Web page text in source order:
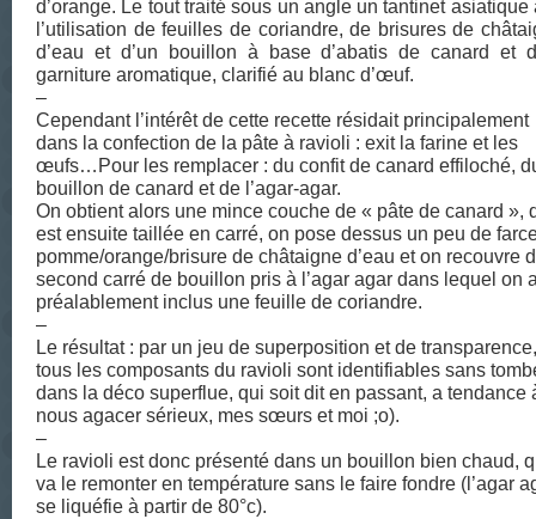
d’orange. Le tout traité sous un angle un tantinet asiatique
l’utilisation de feuilles de coriandre, de brisures de
d’eau et d’un bouillon à base d’abatis de canard et
garniture aromatique, clarifié au blanc d’œuf.
–
Cependant l’intérêt de cette recette résidait principalement
dans la confection de la pâte à ravioli : exit la farine et les
œufs…Pour les remplacer : du confit de canard effiloché,
bouillon de canard et de l’agar-agar.
On obtient alors une mince couche de « pâte de canard »,
est ensuite taillée en carré, on pose dessus un peu de
pomme/orange/brisure de châtaigne d’eau et on recouvre
second carré de bouillon pris à l’agar agar dans lequel on
préalablement inclus une feuille de coriandre.
–
Le résultat : par un jeu de superposition et de transparence,
tous les composants du ravioli sont identifiables sans
dans la déco superflue, qui soit dit en passant, a tendance
nous agacer sérieux, mes sœurs et moi ;o).
–
Le ravioli est donc présenté dans un bouillon bien chaud,
va le remonter en température sans le faire fondre (l’agar
se liquéfie à partir de 80°c).